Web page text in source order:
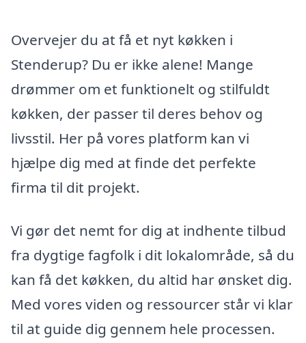
Overvejer du at få et nyt køkken i
Stenderup? Du er ikke alene! Mange
drømmer om et funktionelt og stilfuldt
køkken, der passer til deres behov og
livsstil. Her på vores platform kan vi
hjælpe dig med at finde det perfekte
firma til dit projekt.
Vi gør det nemt for dig at indhente tilbud
fra dygtige fagfolk i dit lokalområde, så du
kan få det køkken, du altid har ønsket dig.
Med vores viden og ressourcer står vi klar
til at guide dig gennem hele processen.